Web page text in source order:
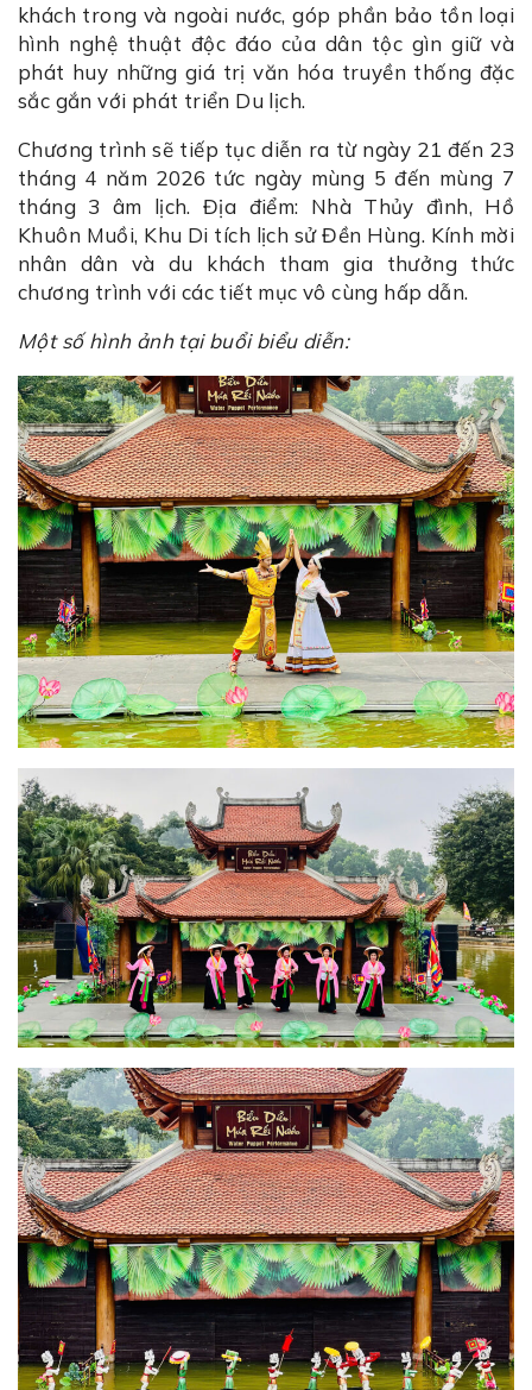
khách trong và ngoài nước, góp phần bảo tồn loại
hình nghệ thuật độc đáo của dân tộc gìn giữ và
phát huy những giá trị văn hóa truyền thống đặc
sắc gắn với phát triển Du lịch.
Chương trình sẽ tiếp tục diễn ra từ ngày 21 đến 23
tháng 4 năm 2026 tức ngày mùng 5 đến mùng 7
tháng 3 âm lịch. Địa điểm: Nhà Thủy đình, Hồ
Khuôn Muồi, Khu Di tích lịch sử Đền Hùng. Kính mời
nhân dân và du khách tham gia thưởng thức
chương trình với các tiết mục vô cùng hấp dẫn.
Một số hình ảnh tại buổi biểu diễn: